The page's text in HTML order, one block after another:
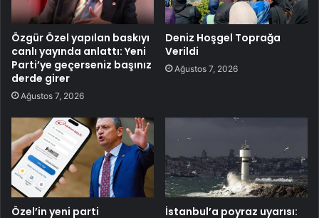
Özgür Özel yapılan baskıyı
canlı yayında anlattı: Yeni
Parti’ye geçerseniz başınız
derde girer
Ağustos 7, 2026
Deniz Hoşgel Toprağa
Verildi
Ağustos 7, 2026
Özel’in yeni parti
İstanbul’a poyraz uyarısı: